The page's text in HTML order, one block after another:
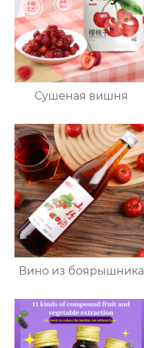
Сушеная вишня
Вино из боярышника